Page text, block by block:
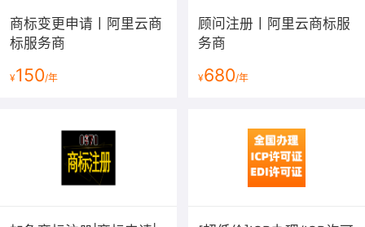
商标变更申请丨阿里云商
标服务商
¥150/年
顾问注册丨阿里云商标服
务商
¥680/年